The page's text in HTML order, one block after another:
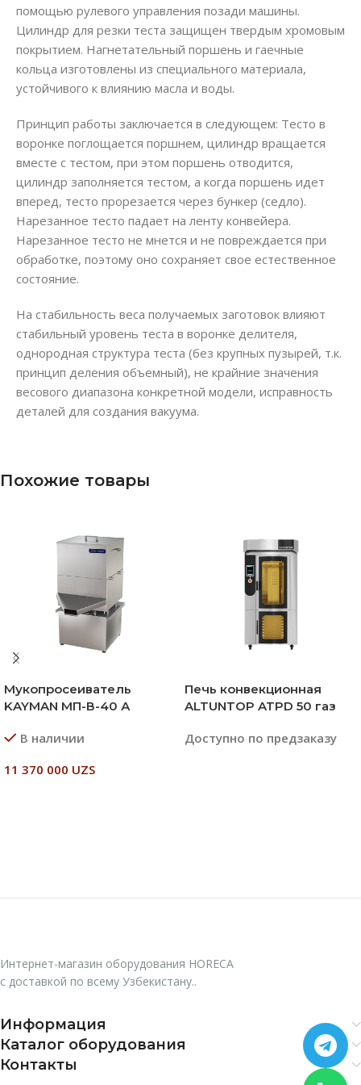
помощью рулевого управления позади машины.
Цилиндр для резки теста защищен твердым хромовым
покрытием. Нагнетательный поршень и гаечные
кольца изготовлены из специального материала,
устойчивого к влиянию масла и воды.
Принцип работы заключается в следующем: Тесто в
воронке поглощается поршнем, цилиндр вращается
вместе с тестом, при этом поршень отводится,
цилиндр заполняется тестом, а когда поршень идет
вперед, тесто прорезается через бункер (седло).
Нарезанное тесто падает на ленту конвейера.
Нарезанное тесто не мнется и не повреждается при
обработке, поэтому оно сохраняет свое естественное
состояние.
На стабильность веса получаемых заготовок влияют
стабильный уровень теста в воронке делителя,
однородная структура теста (без крупных пузырей, т.к.
принцип деления объемный), не крайние значения
весового диапазона конкретной модели, исправность
деталей для создания вакуума.
Похожие товары
Мукопросеиватель
KAYMAN МП-В-40 А
В наличии
11 370 000 UZS
Печь конвекционная
ALTUNTOP ATPD 50 газ
Доступно по предзаказу
Интернет-магазин оборудования HORECA
с доставкой по всему Узбекистану..
Информация
Каталог оборудования
Контакты